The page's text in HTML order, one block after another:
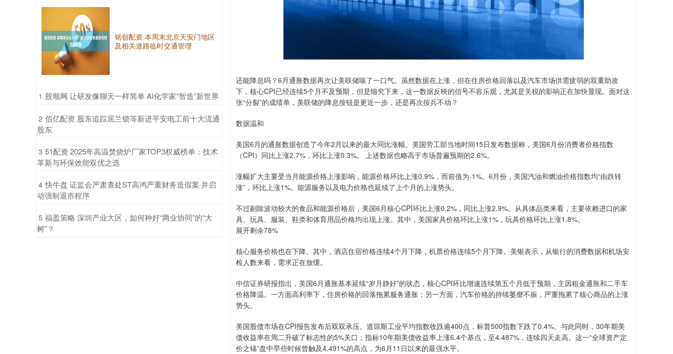
还能降息吗？6月通胀数据再次让美联储喘了一口气。虽然数据在上涨，但在住房价格回落以及汽车市场供需疲弱的双重助攻
下，核心CPI已经连续5个月不及预期，但是细究下来，这一数据反映的信号不容乐观，尤其是关税的影响正在加快显现。面对这
张“分裂”的成绩单，美联储的降息按钮是更近一步，还是再次按兵不动？
数据温和
美国6月的通胀数据创造了今年2月以来的最大同比涨幅。美国劳工部当地时间15日发布数据称，美国6月份消费者价格指数
（CPI）同比上涨2.7%，环比上涨0.3%。 上述数据也略高于市场普遍预期的2.6%。
涨幅扩大主要受当月能源价格上涨影响，能源价格环比上涨0.9%，而前值为-1%。6月份，美国汽油和燃油价格指数均“由跌转
涨”，环比上涨1%。能源服务以及电力价格也延续了上个月的上涨势头。
不过剔除波动较大的食品和能源价格后，美国6月核心CPI环比上涨0.2%，同比上涨2.9%。从具体品类来看，主要依赖进口的家
具、玩具、服装、鞋类和体育用品价格均出现上涨。其中，美国家具价格环比上涨1%，玩具价格环比上涨1.8%。
展开剩余78%
核心服务价格也在下降。其中，酒店住宿价格连续4个月下降，机票价格连续5个月下降。美银表示，从银行的消费数据和机场安
检人数来看，需求正在放缓。
中信证券研报指出，美国6月通胀基本延续“岁月静好”的状态，核心CPI环比增速连续第五个月低于预期，主因租金通胀和二手车
价格降温。一方面高利率下，住房价格的回落拖累服务通胀；另一方面，汽车价格的持续萎靡不振，严重拖累了核心商品的上涨
势头。
美国股债市场在CPI报告发布后双双承压。道琼斯工业平均指数收跌逾400点，标普500指数下跌了0.4%。与此同时，30年期美
债收益率在周二升破了标志性的5%关口；指标10年期美债收益率上涨6.4个基点，至4.487%，连续四天走高。这一“全球资产定
价之锚”盘中早些时候曾触及4.491%的高点，为6月11日以来的最强水平。
铭创配资 本周末北京天安门地区
及相关道路临时交通管理
1 ​股顺网 让研发像聊天一样简单 AI化学家“智造”新世界
2 ​佰亿配资 股东追踪屈兰锁等新进平安电工前十大流通
股东
3 ​51配资 2025年高温焚烧炉厂家TOP3权威榜单：技术
革新与环保效能双优之选
4 ​快牛盘 证监会严肃查处ST高鸿严重财务造假案 并启
动强制退市程序
5 ​福盈策略 深圳产业大区，如何种好“两业协同”的“大
树”？